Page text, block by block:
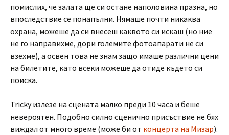
помислих, че залата ще си остане наполовина празна, но
впоследствие се понапълни. Нямаше почти никаква
охрана, можеше да си внесеш каквото си искаш (но ние
не го направихме, дори големите фотоапарати не си
взехме), а освен това не знам защо имаше различни цени
на билетите, като всеки можеше да отиде където си
поиска.
Tricky излезе на сцената малко преди 10 часа и беше
невероятен. Подобно силно сценично присъствие не бях
виждал от много време (може би от концерта на Мизар).